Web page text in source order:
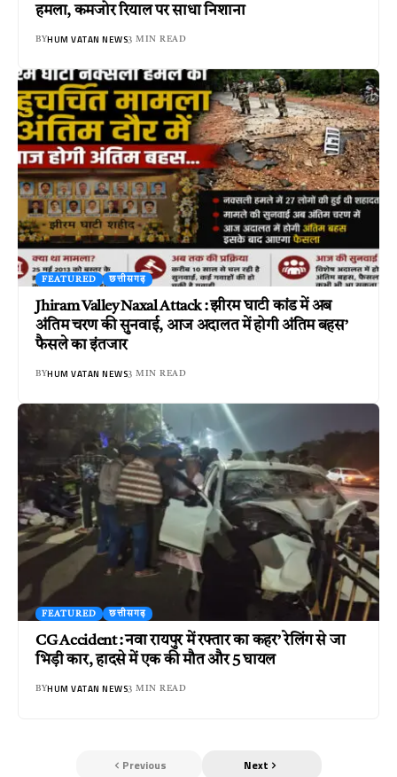
हमला, कमजोर रियाल पर साधा निशाना
BYHUM VATAN NEWS3 MIN READ
FEATURED छत्तीसगढ़
Jhiram Valley Naxal Attack : झीरम घाटी कांड में अब
अंतिम चरण की सुनवाई, आज अदालत में होगी अंतिम बहस’
फैसले का इंतजार
BYHUM VATAN NEWS3 MIN READ
FEATURED छत्तीसगढ़
CG Accident : नवा रायपुर में रफ्तार का कहर’ रेलिंग से जा
भिड़ी कार, हादसे में एक की मौत और 5 घायल
BYHUM VATAN NEWS3 MIN READ
Previous Next